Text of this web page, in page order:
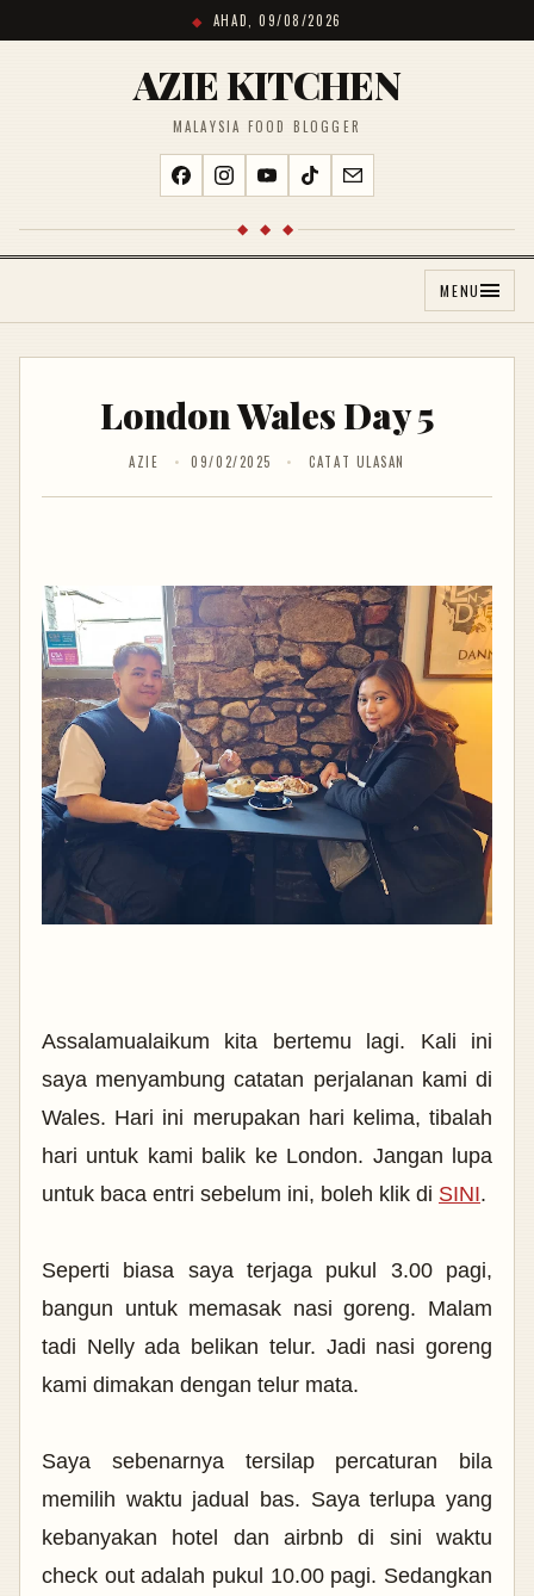
AHAD, 09/08/2026
AZIE KITCHEN
MALAYSIA FOOD BLOGGER
◆ ◆ ◆
MENU
London Wales Day 5
AZIE 09/02/2025 CATAT ULASAN
Assalamualaikum kita bertemu lagi. Kali ini
saya menyambung catatan perjalanan kami di
Wales. Hari ini merupakan hari kelima, tibalah
hari untuk kami balik ke London. Jangan lupa
untuk baca entri sebelum ini, boleh klik di SINI.
Seperti biasa saya terjaga pukul 3.00 pagi,
bangun untuk memasak nasi goreng. Malam
tadi Nelly ada belikan telur. Jadi nasi goreng
kami dimakan dengan telur mata.
Saya sebenarnya tersilap percaturan bila
memilih waktu jadual bas. Saya terlupa yang
kebanyakan hotel dan airbnb di sini waktu
check out adalah pukul 10.00 pagi. Sedangkan